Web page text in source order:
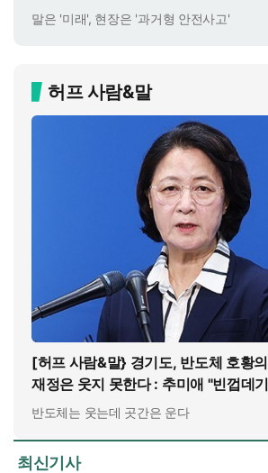
말은 '미래', 현장은 '과거형 안전사고'
허프 사람&말
[허프 사람&말} 경기도, 반도체 호황
재정은 웃지 못한다 : 추미애 "빈껍데
반도체는 웃는데 곳간은 운다
최신기사